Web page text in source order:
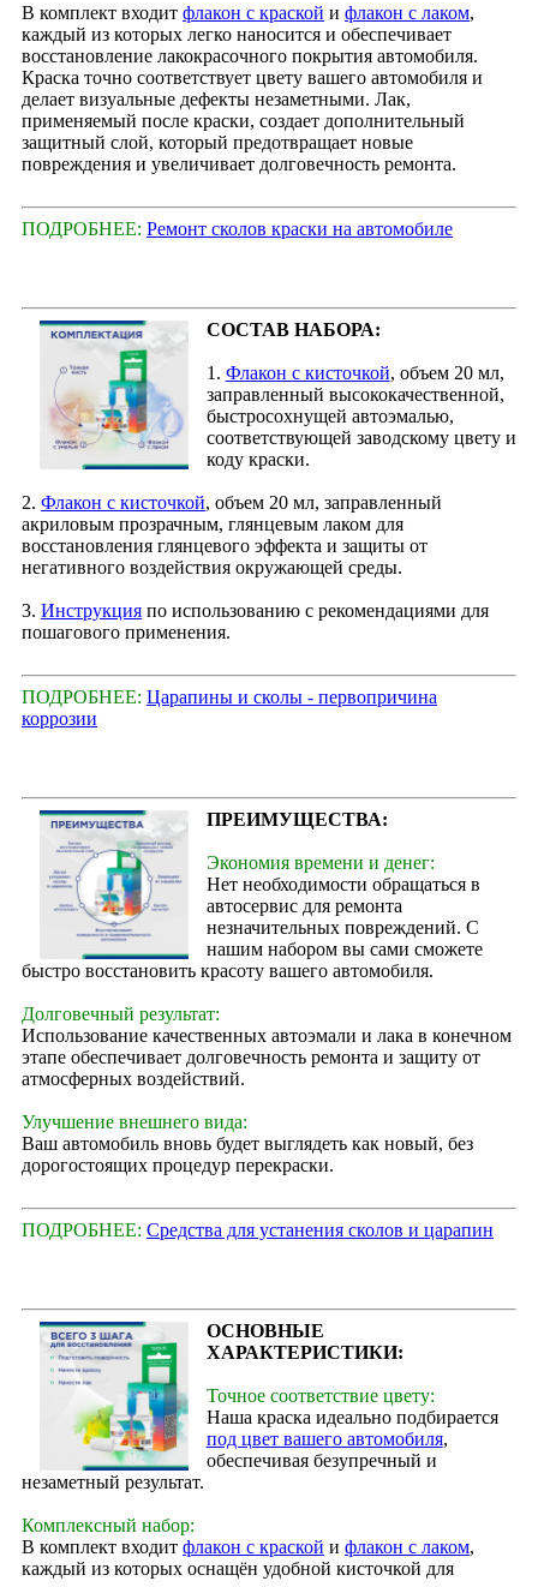
В комплект входит флакон с краской и флакон с лаком,
каждый из которых легко наносится и обеспечивает
восстановление лакокрасочного покрытия автомобиля.
Краска точно соответствует цвету вашего автомобиля и
делает визуальные дефекты незаметными. Лак,
применяемый после краски, создает дополнительный
защитный слой, который предотвращает новые
повреждения и увеличивает долговечность ремонта.
ПОДРОБНЕЕ: Ремонт сколов краски на автомобиле
СОСТАВ НАБОРА:
1. Флакон с кисточкой, объем 20 мл,
заправленный высококачественной,
быстросохнущей автоэмалью,
соответствующей заводскому цвету и
коду краски.
2. Флакон с кисточкой, объем 20 мл, заправленный
акриловым прозрачным, глянцевым лаком для
восстановления глянцевого эффекта и защиты от
негативного воздействия окружающей среды.
3. Инструкция по использованию с рекомендациями для
пошагового применения.
ПОДРОБНЕЕ: Царапины и сколы - первопричина
коррозии
ПРЕИМУЩЕСТВА:
Экономия времени и денег:
Нет необходимости обращаться в
автосервис для ремонта
незначительных повреждений. С
нашим набором вы сами сможете
быстро восстановить красоту вашего автомобиля.
Долговечный результат:
Использование качественных автоэмали и лака в конечном
этапе обеспечивает долговечность ремонта и защиту от
атмосферных воздействий.
Улучшение внешнего вида:
Ваш автомобиль вновь будет выглядеть как новый, без
дорогостоящих процедур перекраски.
ПОДРОБНЕЕ: Средства для устанения сколов и царапин
ОСНОВНЫЕ
ХАРАКТЕРИСТИКИ:
Точное соответствие цвету:
Наша краска идеально подбирается
под цвет вашего автомобиля,
обеспечивая безупречный и
незаметный результат.
Комплексный набор:
В комплект входит флакон с краской и флакон с лаком,
каждый из которых оснащён удобной кисточкой для